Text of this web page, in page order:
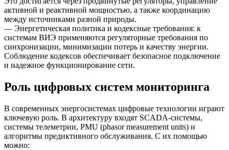
активной и реактивной мощностью, а также координацию
между источниками разной природы.
— Энергетическая политика и кодексные требования: к
системам ВИЭ применяются регуляторные требования по
синхронизации, минимизации потерь и качеству энергии.
Соблюдение кодексов обеспечивает безопасное подключение
и надежное функционирование сети.
Роль цифровых систем мониторинга
В современных энергосистемах цифровые технологии играют
ключевую роль. В архитектуру входят SCADA-системы,
системы телеметрии, PMU (phasor measurement units) и
алгоритмы предиктивного обслуживания. С их помощью
можно: